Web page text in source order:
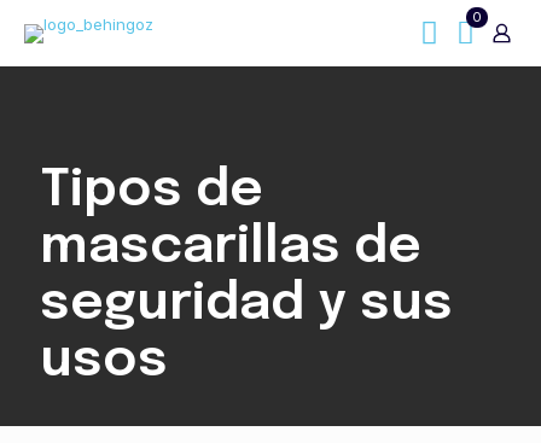
0
Tipos de
mascarillas de
seguridad y sus
usos